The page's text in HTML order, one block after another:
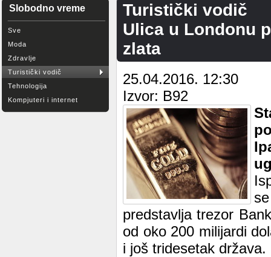
Slobodno vreme
Sve
Moda
Zdravlje
Turistički vodič
Tehnologija
Kompjuteri i internet
Turistički vodič
Ulica u Londonu
zlata
25.04.2016. 12:30
Izvor: B92
predstavlja trezor
od oko 200 milijardi
i još tridesetak država.